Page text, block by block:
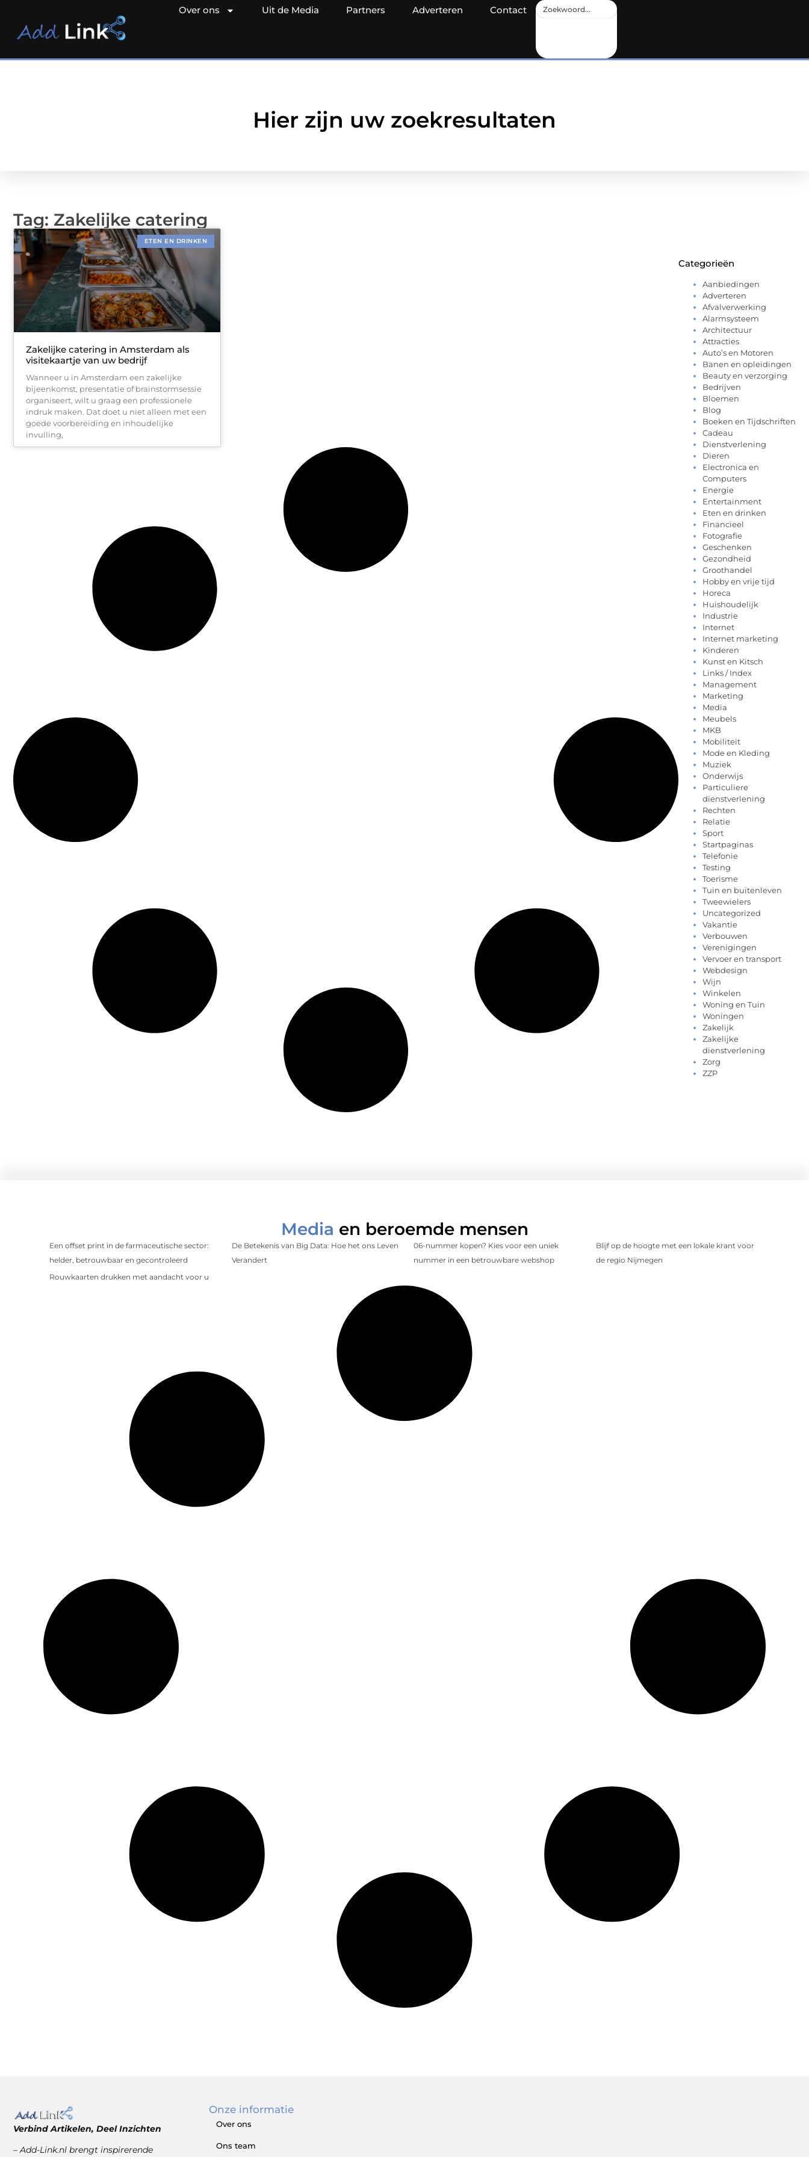
Over ons Uit de Media Partners Adverteren Contact
Hier zijn uw zoekresultaten
Tag: Zakelijke catering
ETEN EN DRINKEN
Zakelijke catering in Amsterdam als
visitekaartje van uw bedrijf
Wanneer u in Amsterdam een zakelijke
bijeenkomst, presentatie of brainstormsessie
organiseert, wilt u graag een professionele
indruk maken. Dat doet u niet alleen met een
goede voorbereiding en inhoudelijke
invulling,
Categorieën
Aanbiedingen
Adverteren
Afvalverwerking
Alarmsysteem
Architectuur
Attracties
Auto’s en Motoren
Banen en opleidingen
Beauty en verzorging
Bedrijven
Bloemen
Blog
Boeken en Tijdschriften
Cadeau
Dienstverlening
Dieren
Electronica en
Computers
Energie
Entertainment
Eten en drinken
Financieel
Fotografie
Geschenken
Gezondheid
Groothandel
Hobby en vrije tijd
Horeca
Huishoudelijk
Industrie
Internet
Internet marketing
Kinderen
Kunst en Kitsch
Links / Index
Management
Marketing
Media
Meubels
MKB
Mobiliteit
Mode en Kleding
Muziek
Onderwijs
Particuliere
dienstverlening
Rechten
Relatie
Sport
Startpaginas
Telefonie
Testing
Toerisme
Tuin en buitenleven
Tweewielers
Uncategorized
Vakantie
Verbouwen
Verenigingen
Vervoer en transport
Webdesign
Wijn
Winkelen
Woning en Tuin
Woningen
Zakelijk
Zakelijke
dienstverlening
Zorg
ZZP
Media en beroemde mensen
Een offset print in de farmaceutische sector:
helder, betrouwbaar en gecontroleerd
De Betekenis van Big Data: Hoe het ons Leven
Verandert
06-nummer kopen? Kies voor een uniek
nummer in een betrouwbare webshop
Blijf op de hoogte met een lokale krant voor
de regio Nijmegen
Rouwkaarten drukken met aandacht voor u
Verbind Artikelen, Deel Inzichten
– Add-Link.nl brengt inspirerende
Onze informatie
Over ons
Ons team